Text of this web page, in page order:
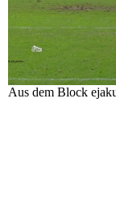
Aus dem Block